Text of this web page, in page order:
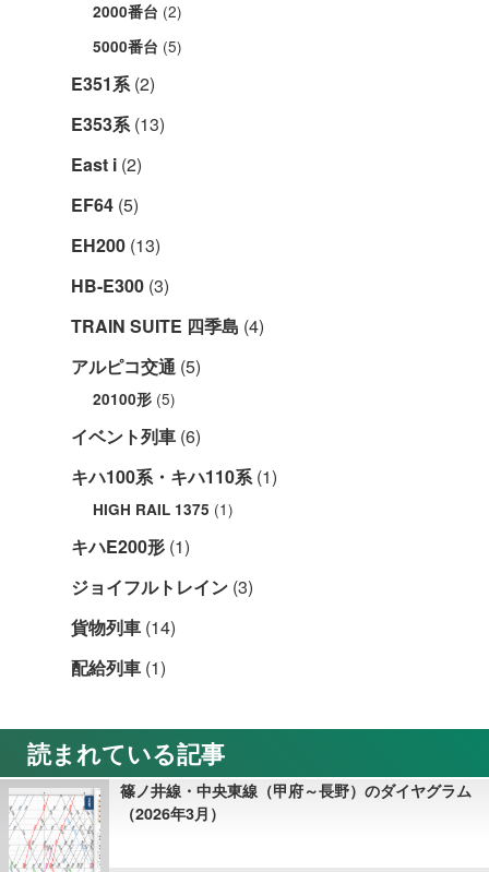
2000番台 (2)
5000番台 (5)
E351系(2)
E353系(13)
East i (2)
EF64 (5)
EH200 (13)
HB-E300 (3)
TRAIN SUITE 四季島 (4)
アルピコ交通 (5)
20100形 (5)
イベント列車 (6)
キハ100系・キハ110系(1)
HIGH RAIL 1375 (1)
キハE200形 (1)
ジョイフルトレイン (3)
貨物列車 (14)
配給列車 (1)
読まれている記事
篠ノ井線・中央東線（甲府～長野）のダイヤグラム
（2026年3月）